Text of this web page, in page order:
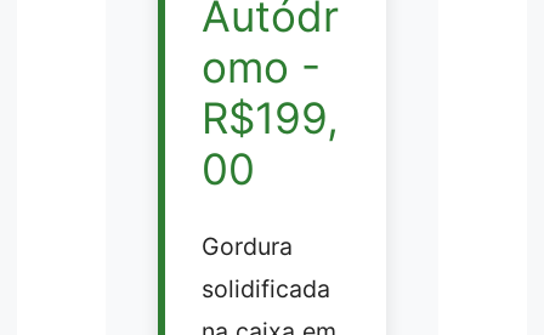
Autódr
omo -
R$199,
00
Gordura
solidificada